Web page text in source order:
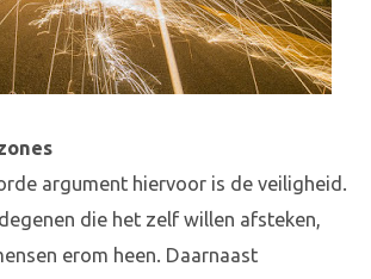
argument hiervoor is de veiligheid.
die het zelf willen afsteken,
erom heen. Daarnaast